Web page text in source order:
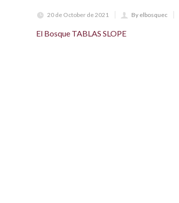
20 de October de 2021 By elbosquec
El Bosque TABLAS SLOPE